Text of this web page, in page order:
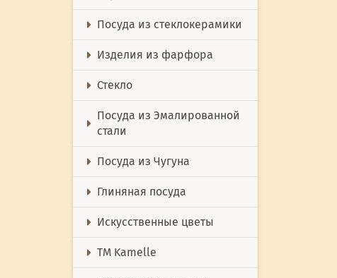
Посуда из стеклокерамики
Изделия из фарфора
Стекло
Посуда из Эмалированной
стали
Посуда из Чугуна
Глиняная посуда
Искусственные цветы
ТМ Kamelle